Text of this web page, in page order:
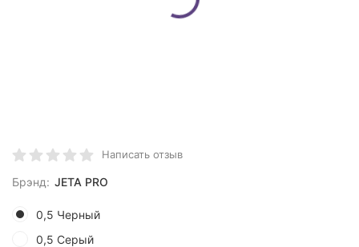
Написать отзыв
Брэнд: JETA PRO
0,5 Черный
0,5 Серый